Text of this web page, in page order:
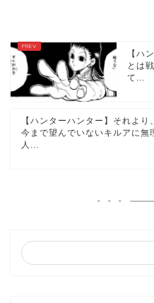
【ハ
とは
て...
【ハンターハンター】それより
今まで望んでいないキルアに無
人...